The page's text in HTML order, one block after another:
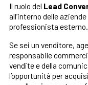
Il ruolo del Lead
all’interno delle
professionista esterno.
Se sei un venditore,
responsabile
vendite e della
l’opportunità per